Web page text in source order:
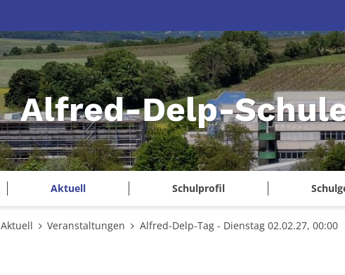
Alfred-Delp-
Aktuell Schulprofil
Aktuell Veranstaltungen Alfred-Delp-Tag - Dienstag 02.02.27, 00:00